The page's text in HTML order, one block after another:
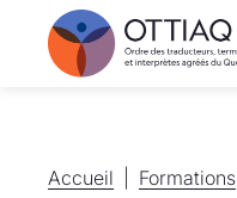
Accueil
Accueil Formations
Formations